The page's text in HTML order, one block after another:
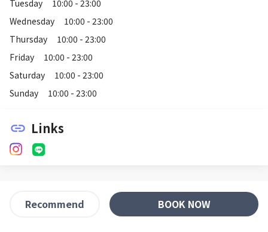
Tuesday
10:00 - 23:00
Wednesday
10:00 - 23:00
Thursday
10:00 - 23:00
Friday
10:00 - 23:00
Saturday
10:00 - 23:00
Sunday
10:00 - 23:00
link Links
Recommend BOOK NOW